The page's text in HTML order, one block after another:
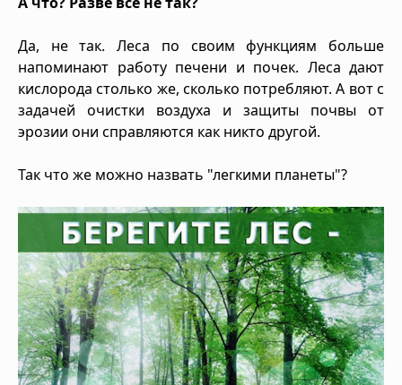
Да, не так. Леса по своим функциям больше
напоминают работу печени и почек. Леса дают
кислорода столько же, сколько потребляют. А вот с
задачей очистки воздуха и защиты почвы от
эрозии они справляются как никто другой.
Так что же можно назвать "легкими планеты"?